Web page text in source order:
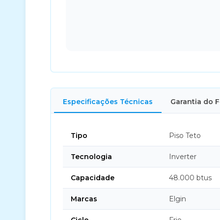
Especificações Técnicas Garantia do
Tipo Piso Teto
Tecnologia Inverter
Capacidade 48.000 btus
Marcas Elgin